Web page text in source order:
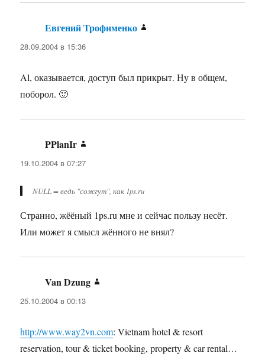
Евгений Трофименко
28.09.2004 в 15:36
Al, оказывается, доступ был прикрыт. Ну в общем,
поборол. 🙂
PPlanIr
19.10.2004 в 07:27
NULL = ведь "сожгут", как 1ps.ru
Странно, жёёный 1ps.ru мне и сейчас пользу несёт.
Или может я смысл жённого не внял?
Van Dzung
25.10.2004 в 00:13
http://www.way2vn.com: Vietnam hotel & resort
reservation, tour & ticket booking, property & car rental…